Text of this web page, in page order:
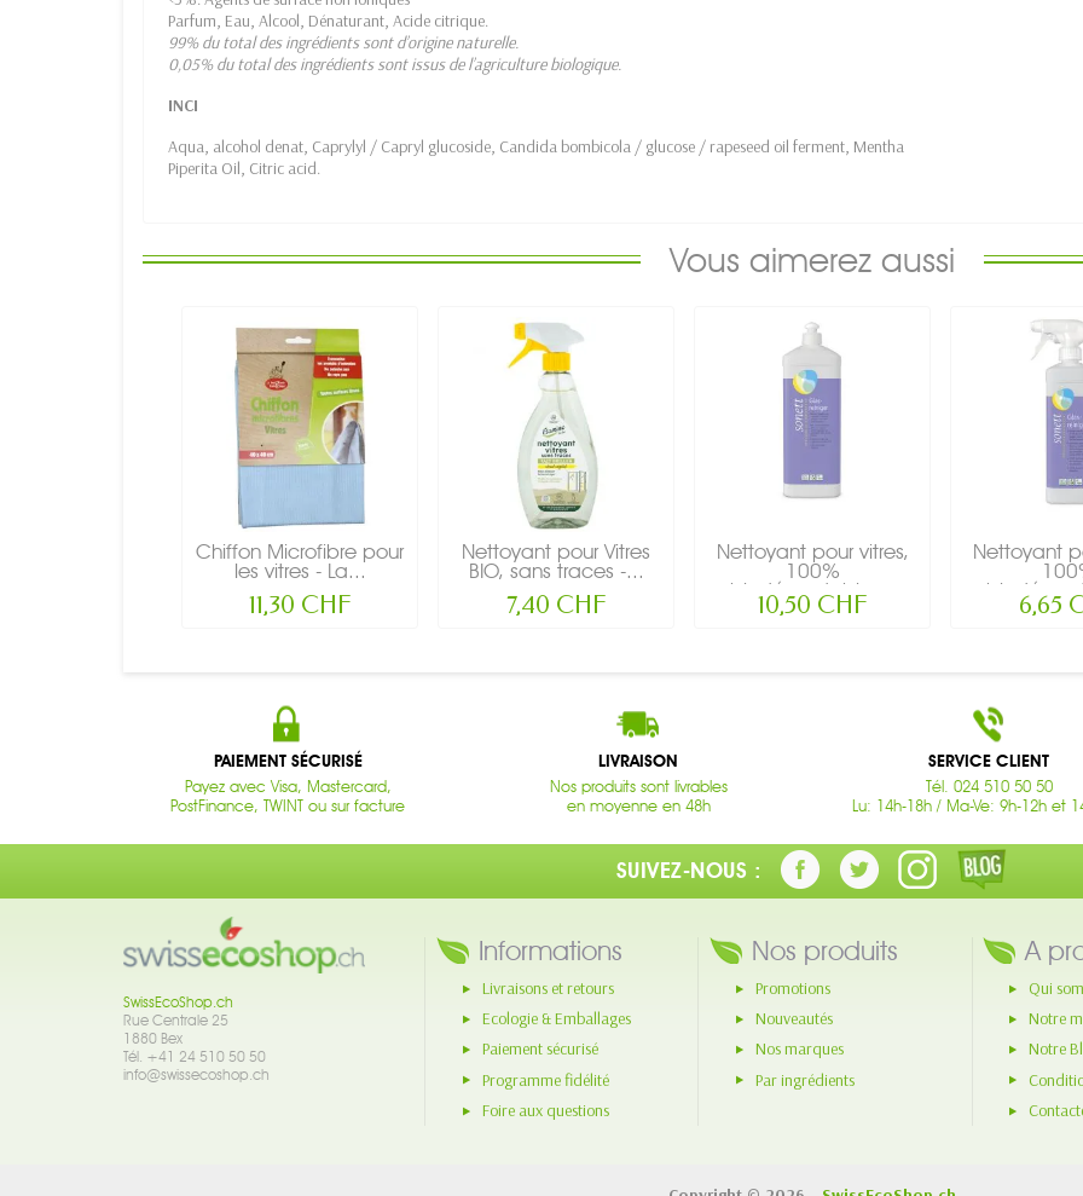
Parfum, Eau, Alcool, Dénaturant, Acide citrique.
99% du total des ingrédients sont d’origine naturelle.
0,05% du total des ingrédients sont issus de l’agriculture biologique.
INCI
Aqua, alcohol denat, Caprylyl / Capryl glucoside, Candida bombicola / glucose / rapeseed oil ferment, Mentha
Piperita Oil, Citric acid.
Vous aimerez aussi
Chiffon Microfibre pour
les vitres - La...
11,30 CHF
Nettoyant pour Vitres
BIO, sans traces -...
7,40 CHF
Nettoyant pour vitres,
100%
biodégradable,...
10,50 CHF
Nettoyant
6,65
PAIEMENT SÉCURISÉ
Payez avec Visa, Mastercard,
PostFinance, TWINT ou sur facture
LIVRAISON
Nos produits sont livrables
en moyenne en 48h
SERVICE CLIENT
Tél. 024 510 50 50
Lu: 14h-18h / Ma-Ve: 9h-12h et
SUIVEZ-NOUS :
SwissEcoShop.ch
Rue Centrale 25
1880 Bex
Tél. +41 24 510 50 50
info@swissecoshop.ch
Informations
Livraisons et retours
Ecologie & Emballages
Paiement sécurisé
Programme fidélité
Foire aux questions
Nos produits
Promotions
Nouveautés
Nos marques
Par ingrédients
A
Qui
Notre
Notre